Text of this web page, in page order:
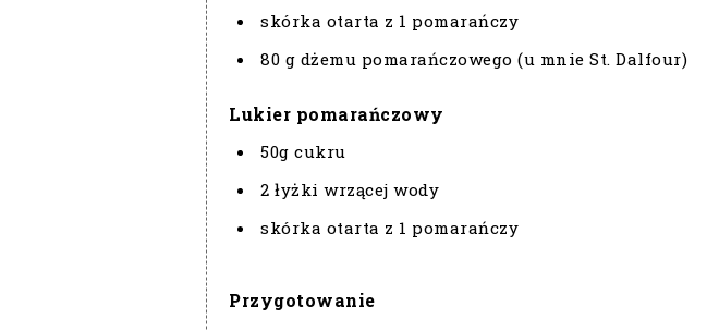
skórka otarta z 1 pomarańczy
80 g dżemu pomarańczowego (u mnie St. Dalfour)
Lukier pomarańczowy
50g cukru
2 łyżki wrzącej wody
skórka otarta z 1 pomarańczy
Przygotowanie